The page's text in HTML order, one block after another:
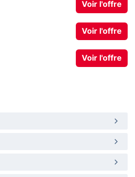
Voir l'offre
Voir l'offre
Voir l'offre